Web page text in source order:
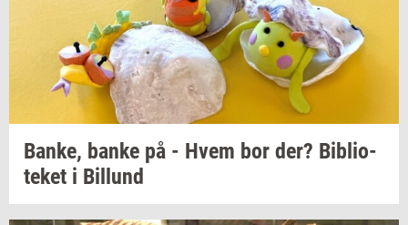
Banke, banke på - Hvem bor der? Bi­bli­o­
te­ket i Bil­lund